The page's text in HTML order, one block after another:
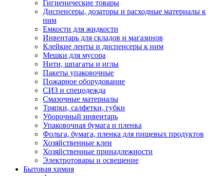
Гигиенические товары
Диспенсеры, дозаторы и расходные материалы к
ним
Емкости для жидкости
Инвентарь для складов и магазинов
Клейкие ленты и диспенсеры к ним
Мешки для мусора
Нити, шпагаты и иглы
Пакеты упаковочные
Пожарное оборудование
СИЗ и спецодежда
Смазочные материалы
Тряпки, салфетки, губки
Уборочный инвентарь
Упаковочная бумага и пленка
Фольга, бумага, пленка для пищевых продуктов
Хозяйственные клеи
Хозяйственные принадлежности
Электротовары и освещение
Бытовая химия